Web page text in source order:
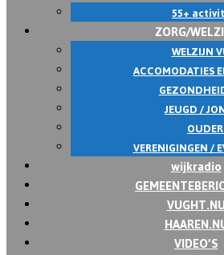
55+
ZORG/
WELZIJN
ACCOMODATIES
JEUGD /
VERENIGINGEN /
wijkradio
VIDEO’S